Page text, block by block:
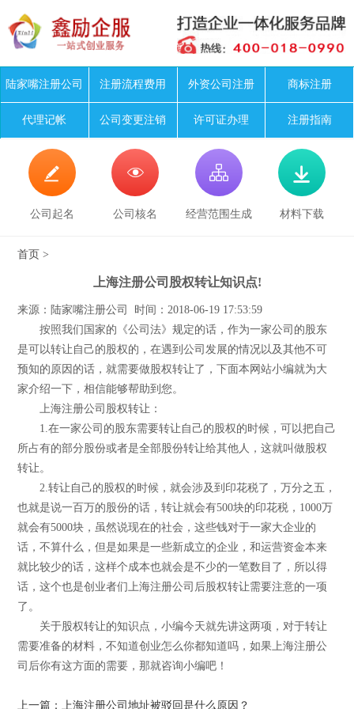
陆家嘴注册公司 注册流程费用 外资公司注册 商标注册
代理记帐 公司变更注销 许可证办理 注册指南

公司起名

公司核名

经营范围生成

材料下载
首页 >
上海注册公司股权转让知识点!
来源：陆家嘴注册公司 时间：2018-06-19 17:53:59
按照我们国家的《公司法》规定的话，作为一家公司的股东
是可以转让自己的股权的，在遇到公司发展的情况以及其他不可
预知的原因的话，就需要做股权转让了，下面本网站小编就为大
家介绍一下，相信能够帮助到您。
上海注册公司股权转让：
1.在一家公司的股东需要转让自己的股权的时候，可以把自己
所占有的部分股份或者是全部股份转让给其他人，这就叫做股权
转让。
2.转让自己的股权的时候，就会涉及到印花税了，万分之五，
也就是说一百万的股份的话，转让就会有500块的印花税，1000万
就会有5000块，虽然说现在的社会，这些钱对于一家大企业的
话，不算什么，但是如果是一些新成立的企业，和运营资金本来
就比较少的话，这样个成本也就会是不少的一笔数目了，所以得
话，这个也是创业者们上海注册公司后股权转让需要注意的一项
了。
关于股权转让的知识点，小编今天就先讲这两项，对于转让
需要准备的材料，不知道创业怎么你都知道吗，如果上海注册公
司后你有这方面的需要，那就咨询小编吧！
上一篇：上海注册公司地址被驳回是什么原因？